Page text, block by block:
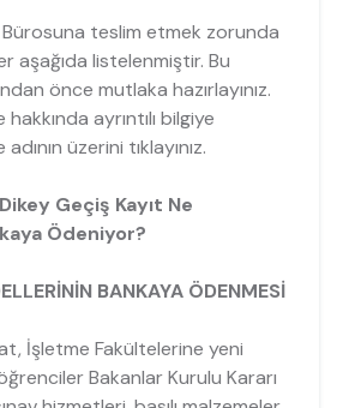
Bürosuna teslim etmek zorunda
aşağıda listelenmiştir. Bu
önce mutlaka hazırlayınız.
ayrıntılı bilgiye
üzerini tıklayınız.
Geçiş Kayıt Ne
Ödeniyor?
BANKAYA ÖDENMESİ
İşletme Fakültelerine yeni
Bakanlar Kurulu Kararı